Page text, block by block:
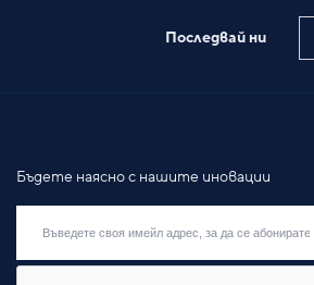
Последвай ни
Бъдете наясно с нашите иновации